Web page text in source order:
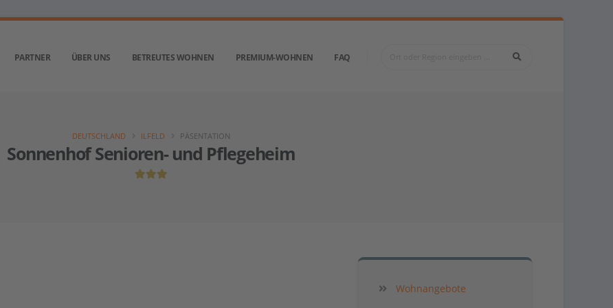
PARTNER ÜBER UNS BETREUTES WOHNEN PREMIUM-WOHNEN FAQ
Sonnenhof Senioren- und Pflegeheim
DEUTSCHLAND ILFELD PÄSENTATION
Wohnangebote